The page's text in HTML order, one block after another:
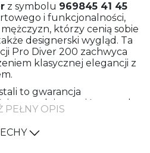
z symbolu 969845 41 45
i funkcjonalności,
którzy cenią sobie
designerski wygląd. Ta
Pro Diver 200 zachwyca
klasycznej elegancji z
to gwarancja
pozwalając nosić zegarek
warunkach bez obawy o
również ze stali,
i stalowym odcieniu,
PEŁNY OPIS